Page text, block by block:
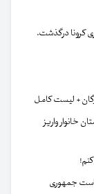
کرونا درگذشت.
+ لیست کامل
خانوار واریز